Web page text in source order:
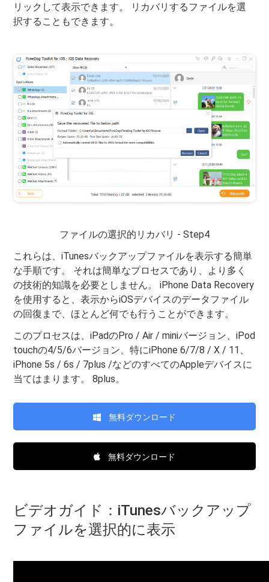
リックして表示できます。 リカバリするファイルを選
択することもできます。
ファイルの選択的リカバリ - Step4
これらは、iTunesバックアップファイルを表示する簡単
な手順です。 それは簡単なプロセスであり、より多く
の技術的知識を必要としません。 iPhone Data Recovery
を使用すると、表示からiOSデバイスのデータファイル
の回復まで、ほとんど何でも行うことができます。
このプロセスは、iPadのPro / Air / miniバージョン、iPod
touchの4/5/6バージョン、特にiPhone 6/7/8 / X / 11、
iPhone 5s / 6s / 7plus /などのすべてのAppleデバイスに
当てはまります。 8plus。
無料ダウンロード
無料ダウンロード
ビデオガイド：iTunesバックアップ
ファイルを選択的に表示